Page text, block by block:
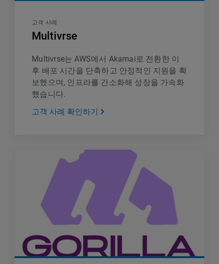
고객 사례
Multivrse
Multivrse는 AWS에서 Akamai로 전환한 이
후 배포 시간을 단축하고 안정적인 지원을 확
보했으며, 인프라를 간소화해 성장을 가속화
했습니다.
고객 사례 확인하기